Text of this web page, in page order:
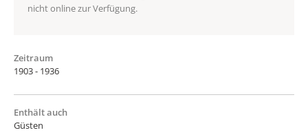
nicht online zur Verfügung.
Zeitraum
1903 - 1936
Enthält auch
Güsten